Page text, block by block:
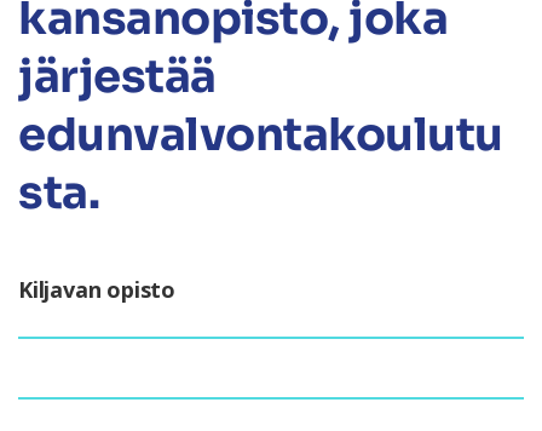
kansanopisto, joka
järjestää
edunvalvontakoulutu
sta.
Kiljavan opisto